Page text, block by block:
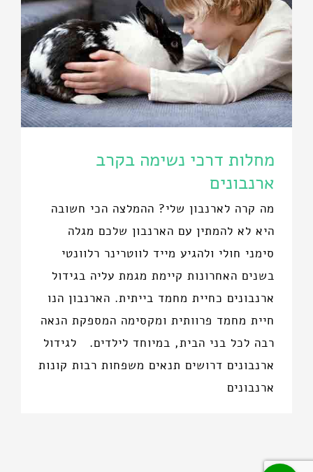
מחלות דרכי נשימה בקרב
ארנבונים
מה קרה לארנבון שלי? ההמלצה הכי חשובה
היא לא להמתין עם הארנבון שלכם מגלה
סימני חולי ולהגיע מייד לווטרינר רלוונטי
בשנים האחרונות קיימת מגמת עליה בגידול
ארנבונים כחיית מחמד בייתית. הארנבון הנו
חיית מחמד פרוותית ומקסימה המספקת הנאה
רבה לכל בני הבית, במיוחד לילדים. לגידול
ארנבונים דרושים תנאים משפחות רבות קונות
ארנבונים